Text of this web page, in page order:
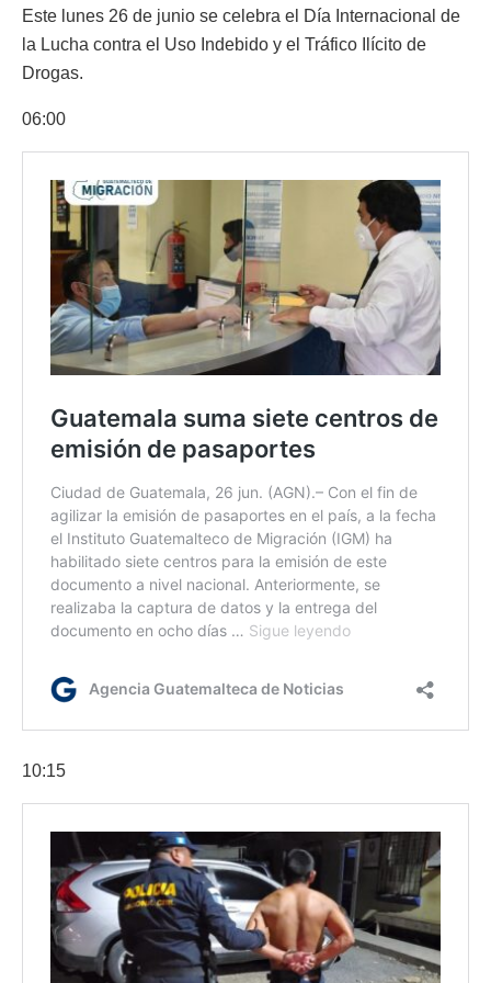
Este lunes 26 de junio se celebra el Día Internacional de
la Lucha contra el Uso Indebido y el Tráfico Ilícito de
Drogas.
06:00
10:15